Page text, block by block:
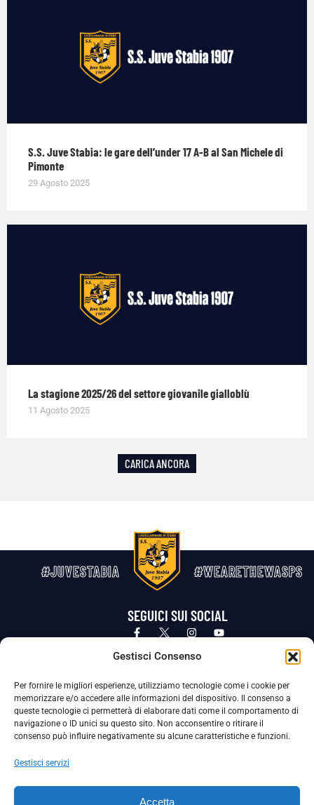
Gestisci Consenso
Per fornire le migliori esperienze, utilizziamo tecnologie come i cookie per
memorizzare e/o accedere alle informazioni del dispositivo. Il consenso a
queste tecnologie ci permetterà di elaborare dati come il comportamento di
navigazione o ID unici su questo sito. Non acconsentire o ritirare il
consenso può influire negativamente su alcune caratteristiche e funzioni.
Gestisci servizi
Accetta
S.S. Juve Stabia: le gare dell’under 17 A-B al San Michele di
Pimonte
29 Agosto 2025
La stagione 2025/26 del settore giovanile gialloblù
11 Agosto 2025
CARICA ANCORA
#JUVESTABIA #WEARETHEWASPS
SEGUICI SUI SOCIAL
Privacy Policy Cookie Policy
La Società ha nominato il Responsabile della Protezione dei Dati Personali (DPO), figura specializzata che vigila sulle modalità
adottate dalla nostra Società per tutelare i Suoi dati personali.
Per contattare il DPO può scrivere a